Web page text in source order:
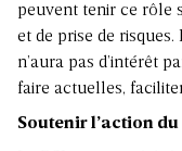
peuvent tenir ce rôle
et de prise de
n’aura pas d’intérêt
faire actuelles,
Soutenir l’action du